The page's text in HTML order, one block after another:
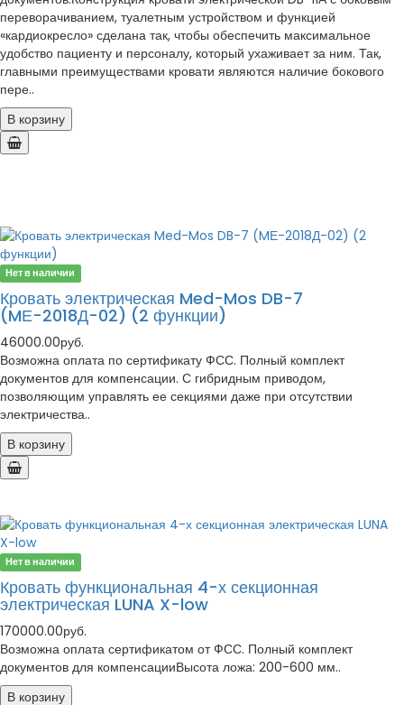
переворачиванием, туалетным устройством и функцией
«кардиокресло» сделана так, чтобы обеспечить максимальное
удобство пациенту и персоналу, который ухаживает за ним. Так,
главными преимуществами кровати являются наличие бокового
пере..
В корзину
Нет в наличии
Кровать электрическая Med-Mos DB-7
(MЕ-2018Д-02) (2 функции)
46000.00руб.
Возможна оплата по сертификату ФСС. Полный комплект
документов для компенсации. С гибридным приводом,
позволяющим управлять ее секциями даже при отсутствии
электричества..
В корзину
Нет в наличии
Кровать функциональная 4-х секционная
электрическая LUNA X-low
170000.00руб.
Возможна оплата сертификатом от ФСС. Полный комплект
документов для компенсацииВысота ложа: 200-600 мм..
В корзину